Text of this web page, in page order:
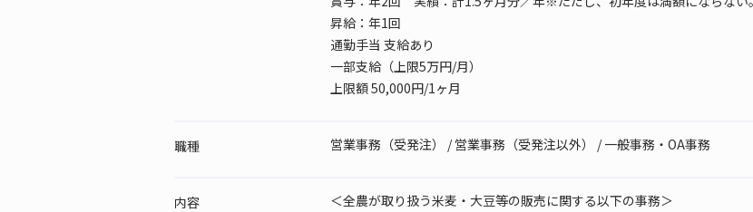
昇給：年1回
通勤手当 支給あり
一部支給（上限5万円/月）
上限額 50,000円/1ヶ月
職種 営業事務（受発注） / 営業事務（受発注以外） / 一般事務・OA事務
内容
＜全農が取り扱う米麦・大豆等の販売に関する以下の事務＞